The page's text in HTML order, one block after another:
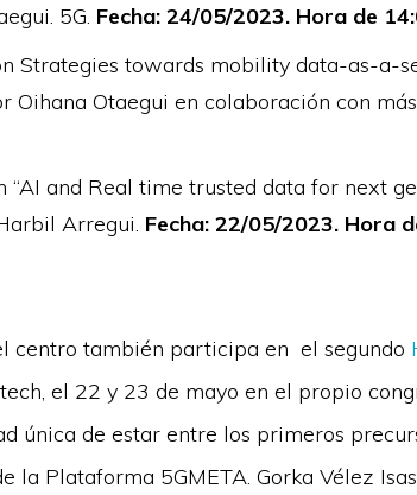
5G. Fecha: 24/05/2023. Hora de
Strategies towards mobility data-as-a-
Oihana Otaegui en colaboración con
“AI and Real time trusted data for next
Arregui. Fecha: 22/05/2023. Hora
centro también participa en el segundo
el 22 y 23 de mayo en el propio
única de estar entre los primeros
la Plataforma 5GMETA. Gorka Vélez